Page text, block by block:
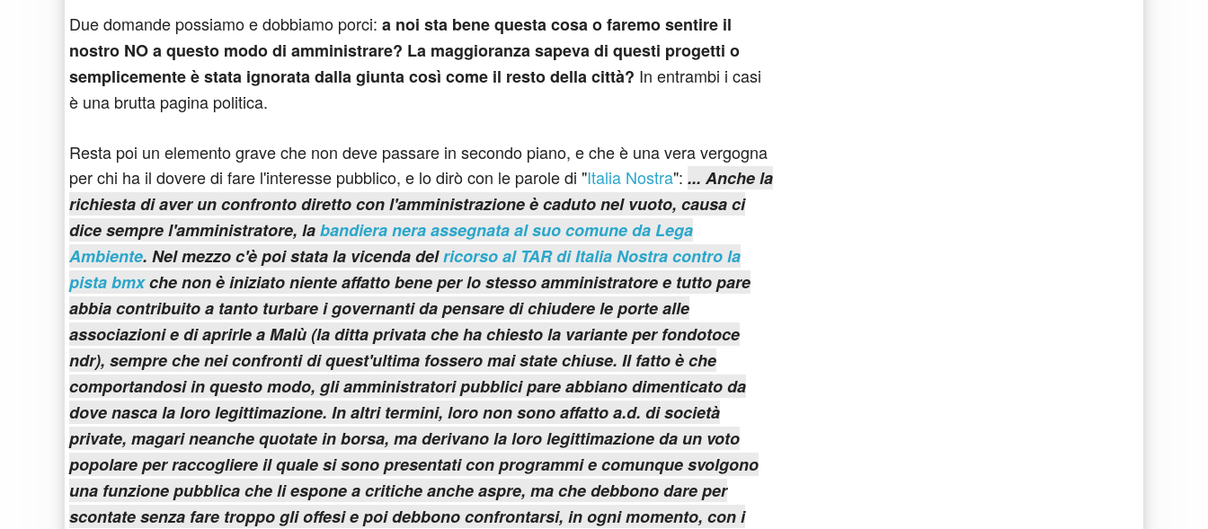
Due domande possiamo e dobbiamo porci: a noi sta bene questa cosa o faremo sentire il
nostro NO a questo modo di amministrare? La maggioranza sapeva di questi progetti o
semplicemente è stata ignorata dalla giunta così come il resto della città? In entrambi i casi
è una brutta pagina politica.
Resta poi un elemento grave che non deve passare in secondo piano, e che è una vera vergogna
per chi ha il dovere di fare l'interesse pubblico, e lo dirò con le parole di "Italia Nostra": ... Anche la
richiesta di aver un confronto diretto con l'amministrazione è caduto nel vuoto, causa ci
dice sempre l'amministratore, labandiera nera assegnata al suo comune da Lega
Ambiente. Nel mezzo c'è poi stata la vicenda delricorso al TAR di Italia Nostra contro la
pista bmxche non è iniziato niente affatto bene per lo stesso amministratore e tutto pare
abbia contribuito a tanto turbare i governanti da pensare di chiudere le porte alle
associazioni e di aprirle a Malù (la ditta privata che ha chiesto la variante per fondotoce
ndr), sempre che nei confronti di quest'ultima fossero mai state chiuse. Il fatto è che
comportandosi in questo modo, gli amministratori pubblici pare abbiano dimenticato da
dove nasca la loro legittimazione. In altri termini, loro non sono affatto a.d. di società
private, magari neanche quotate in borsa, ma derivano la loro legittimazione da un voto
popolare per raccogliere il quale si sono presentati con programmi e comunque svolgono
una funzione pubblica che li espone a critiche anche aspre, ma che debbono dare per
scontate senza fare troppo gli offesi e poi debbono confrontarsi, in ogni momento, con i